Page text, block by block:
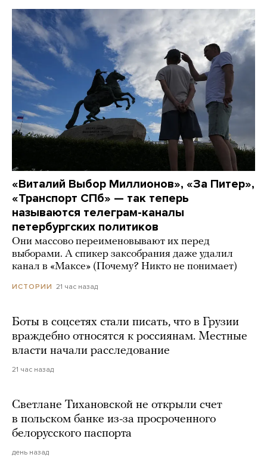
«Виталий Выбор Миллионов», «За Питер»,
«Транспорт СПб» — так теперь
называются телеграм-каналы
петербургских политиков
Они массово переименовывают их перед
выборами. А спикер заксобрания даже удалил
канал в «Максе» (Почему? Никто не понимает)
ИСТОРИИ 21 час назад
Боты в соцсетях стали писать, что в Грузии
враждебно относятся к россиянам. Местные
власти начали расследование
21 час назад
Светлане Тихановской не открыли счет
в польском банке из-за просроченного
белорусского паспорта
день назад